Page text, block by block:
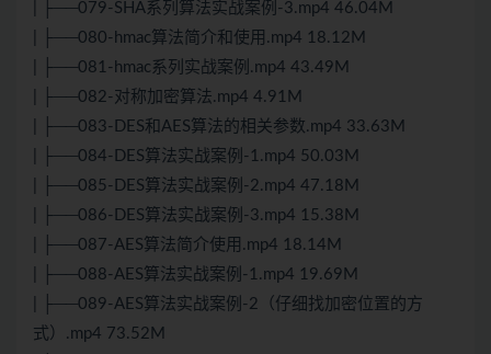
| ├──079-SHA系列算法实战案例-3.mp4 46.04M
| ├──080-hmac算法简介和使用.mp4 18.12M
| ├──081-hmac系列实战案例.mp4 43.49M
| ├──082-对称加密算法.mp4 4.91M
| ├──083-DES和AES算法的相关参数.mp4 33.63M
| ├──084-DES算法实战案例-1.mp4 50.03M
| ├──085-DES算法实战案例-2.mp4 47.18M
| ├──086-DES算法实战案例-3.mp4 15.38M
| ├──087-AES算法简介使用.mp4 18.14M
| ├──088-AES算法实战案例-1.mp4 19.69M
| ├──089-AES算法实战案例-2（仔细找加密位置的方
式）.mp4 73.52M